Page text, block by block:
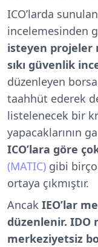
ICO’larda
incelemesinden
isteyen projeler
sıkı güvenlik
düzenleyen
taahhüt ederek
listelenecek bir
yapacaklarının
ICO’lara göre
(MATIC) gibi
ortaya çıkmıştır.
Ancak IEO’lar
düzenlenir. IDO
merkeziyetsiz